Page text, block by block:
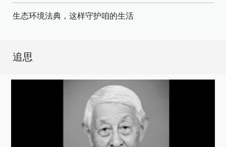
生态环境法典，这样守护咱的生活
追思